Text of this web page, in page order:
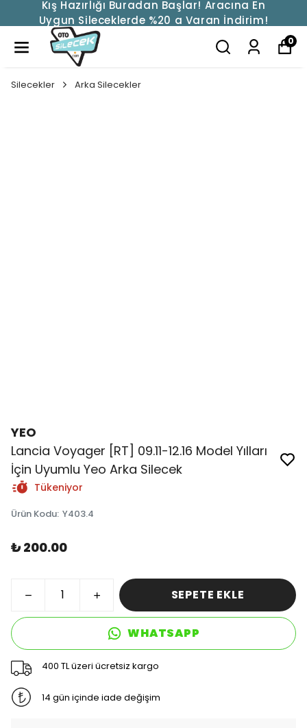
Kış Hazırlığı Buradan Başlar! Aracına En
Uygun Sileceklerde %20 a Varan İndirim!
0
Silecekler Arka Silecekler
YEO
Lancia Voyager [RT] 09.11-12.16 Model Yılları
İçin Uyumlu Yeo Arka Silecek
Tükeniyor
Ürün Kodu: Y403.4
₺ 200.00
SEPETE EKLE
WHATSAPP
400 TL üzeri ücretsiz kargo
14 gün içinde iade değişim